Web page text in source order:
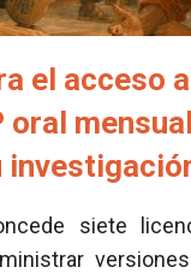
el acceso
oral
siete